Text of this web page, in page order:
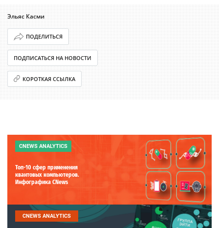
Эльяс Касми
ПОДЕЛИТЬСЯ
ПОДПИСАТЬСЯ НА НОВОСТИ
КОРОТКАЯ ССЫЛКА
CNEWS ANALYTICS
Топ-10 сфер применения
квантовых компьютеров.
Инфографика CNews
CNEWS ANALYTICS